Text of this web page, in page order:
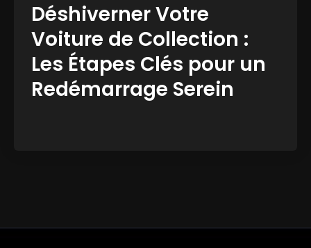
Déshiverner Votre
Voiture de Collection :
Les Étapes Clés pour un
Redémarrage Serein